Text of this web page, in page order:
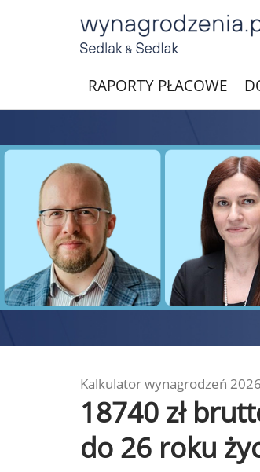
RAPORTY PŁACOWE
Kalkulator wynagrodzeń 2026
18740 zł
do 26 roku